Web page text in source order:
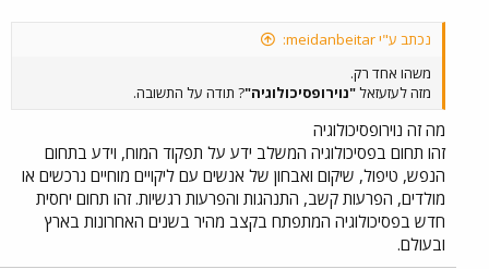
נכתב ע"י meidanbeitar:
משהו אחד רק.
מזה לעזעזאל"נוירופסיכולוגיה"? תודה על התשובה.
מה זה נוירופסיכולוגיה
זהו תחום בפסיכולוגיה המשלב ידע על תפקוד המוח, וידע בתחום
הנפש, טיפול, שיקום ואבחון של אנשים עם ליקויים מוחיים נרכשים או
מולדים, הפרעות קשב, התנהגות והפרעות רגשיות. זהו תחום יחסית
חדש בפסיכולוגיה המתפתח בקצב מהיר בשנים האחרונות בארץ
ובעולם.